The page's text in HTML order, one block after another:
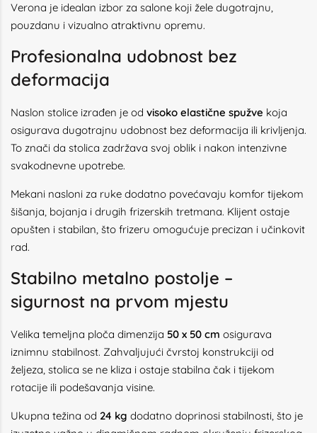
Verona je idealan izbor za salone koji žele dugotrajnu,
pouzdanu i vizualno atraktivnu opremu.
Profesionalna udobnost bez
deformacija
Naslon stolice izrađen je od visoko elastične spužve koja
osigurava dugotrajnu udobnost bez deformacija ili krivljenja.
To znači da stolica zadržava svoj oblik i nakon intenzivne
svakodnevne upotrebe.
Mekani nasloni za ruke dodatno povećavaju komfor tijekom
šišanja, bojanja i drugih frizerskih tretmana. Klijent ostaje
opušten i stabilan, što frizeru omogućuje precizan i učinkovit
rad.
Stabilno metalno postolje –
sigurnost na prvom mjestu
Velika temeljna ploča dimenzija 50 x 50 cm osigurava
iznimnu stabilnost. Zahvaljujući čvrstoj konstrukciji od
željeza, stolica se ne kliza i ostaje stabilna čak i tijekom
rotacije ili podešavanja visine.
Ukupna težina od 24 kg dodatno doprinosi stabilnosti, što je